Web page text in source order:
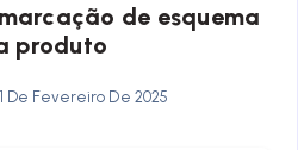
de esquema
produto
1 De Fevereiro De 2025